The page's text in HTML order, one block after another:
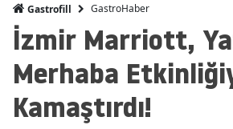
Gastrofill GastroHaber
İzmir Marriott,
Merhaba
Kamaştırdı!